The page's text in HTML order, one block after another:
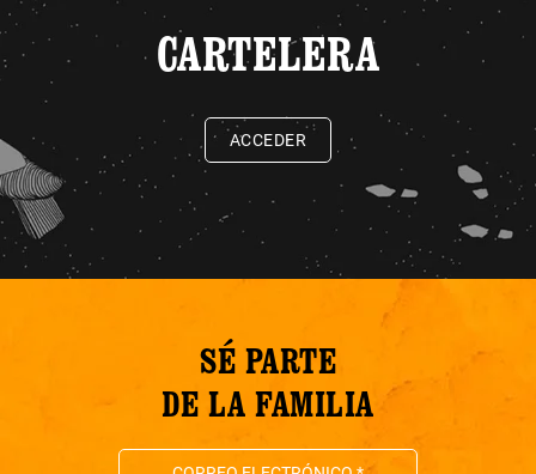
CARTELERA
ACCEDER
SÉ PARTE
DE LA FAMILIA